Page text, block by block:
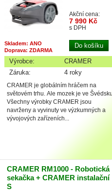
Akční cena:
7 990 Kč
s DPH
Skladem: ANO
Doprava: ZDARMA
Výrobce:
CRAMER
Záruka:
4 roky
CRAMER je globálním hráčem na
světovém trhu. Ale mozek je ve
Všechny výrobky CRAMER jsou
navrženy a vyvinuty ve výzkumných a
vývojových zařízeních...
CRAMER RM1000 - Robotická
sekačka + CRAMER instalační
S